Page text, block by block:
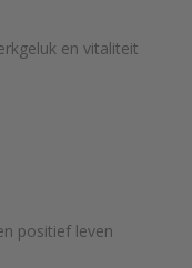
en vitaliteit
positief leven